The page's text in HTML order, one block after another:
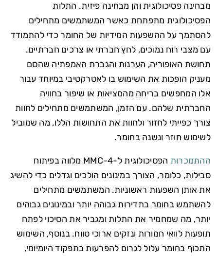
מבחינה פסיכולוגית והן מבחינה פיזית. התלות
הפסיכולוגית מתפתחת כאשר המשתמשים מתחילים
להסתמך על ההשפעות המידיות של החומר כדי להתמודד
עם מצבי רוח נמוכים, לחץ חברתי או צרכים חברתיים.
תחושת האופוריה, הערנות והגברת האמפתיה שהסם
מעניק הופכות את השימוש בו לאטרקטיבי במיוחד עבור
אלו המחפשים בריחה מהמציאות או שיפור בחוויה
החברתית שלהם. עם הזמן, המשתמשים מתחילים לחוות
צורך כפייתי לחזור ולחוות את התחושות הללו, מה שמוביל
לשימוש חוזר ונשנה בחומר.
ההתמכרות
הפסיכולוגית ל-4-MMC מלווה בפיתוח
סבילות, כלומר, הצורך במינונים הולכים וגדלים כדי להשיג
את אותן השפעות ראשוניות. המשתמשים מתחילים
להשתמש בחומר בתדירות גבוהה יותר ובמינונים גבוהים
יותר, מה שמחמיר את התלות ומגביר את הסיכוי לפתח
תופעות לוואי חמורות ונזקים ארוכי טווח. בנוסף, השימוש
התכוף בחומר עלול לגרום להפרעות בתפקוד היומיומי,